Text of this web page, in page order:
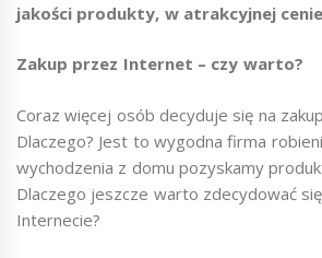
jakości produkty, w atrakcyjnej
Zakup przez Internet – czy warto?
Coraz więcej osób decyduje się na
Dlaczego? Jest to wygodna firma
wychodzenia z domu pozyskamy
Dlaczego jeszcze warto zdecydować
Internecie?